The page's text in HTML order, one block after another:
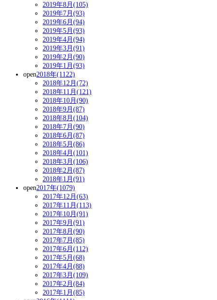
2019年8月(105)
2019年7月(93)
2019年6月(94)
2019年5月(93)
2019年4月(94)
2019年3月(91)
2019年2月(90)
2019年1月(93)
open2018年(1122)
2018年12月(72)
2018年11月(121)
2018年10月(90)
2018年9月(87)
2018年8月(104)
2018年7月(90)
2018年6月(87)
2018年5月(86)
2018年4月(101)
2018年3月(106)
2018年2月(87)
2018年1月(91)
open2017年(1079)
2017年12月(63)
2017年11月(113)
2017年10月(91)
2017年9月(91)
2017年8月(90)
2017年7月(85)
2017年6月(112)
2017年5月(68)
2017年4月(88)
2017年3月(109)
2017年2月(84)
2017年1月(85)